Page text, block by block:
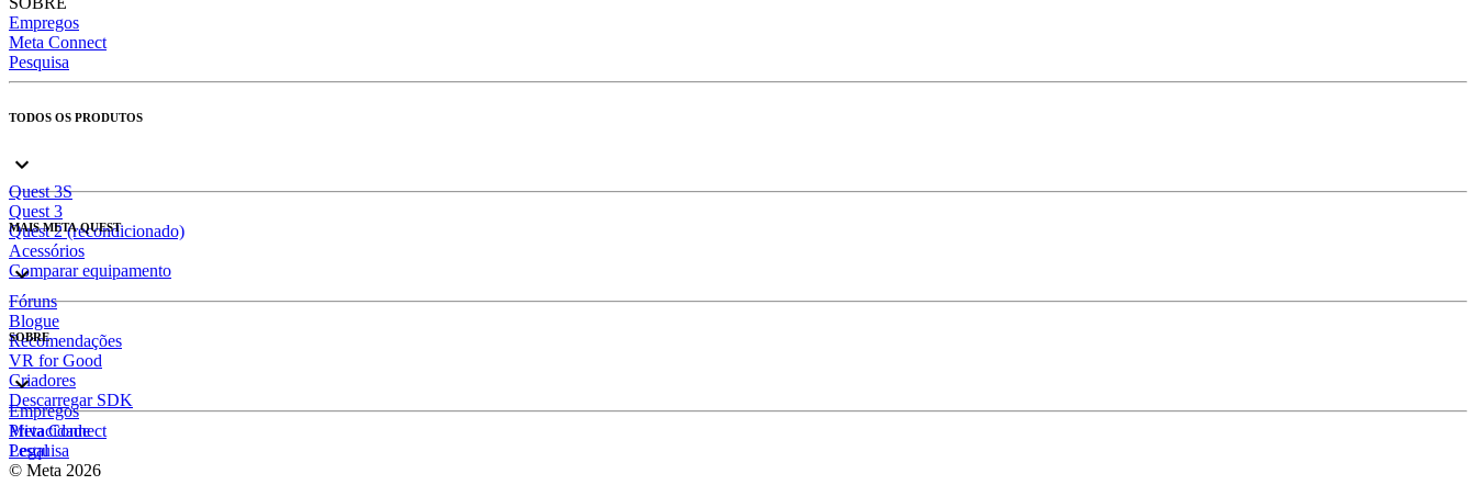
Empregos
Meta Connect
Pesquisa
TODOS OS PRODUTOS
Quest 3S
Quest 3
Quest 2 (recondicionado)
Acessórios
Comparar equipamento
MAIS META QUEST
Fóruns
Blogue
Recomendações
VR for Good
Criadores
Descarregar SDK
SOBRE
Empregos
Meta Connect
Pesquisa
Privacidade
Legal
© Meta 2026